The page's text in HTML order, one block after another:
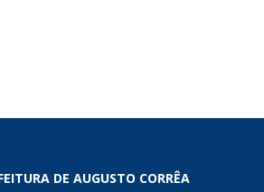
DE AUGUSTO CORRÊA